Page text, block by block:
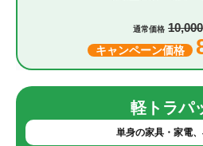
通常価格 10,000
キャンペーン価格
軽トラパ
単身の家具・家電